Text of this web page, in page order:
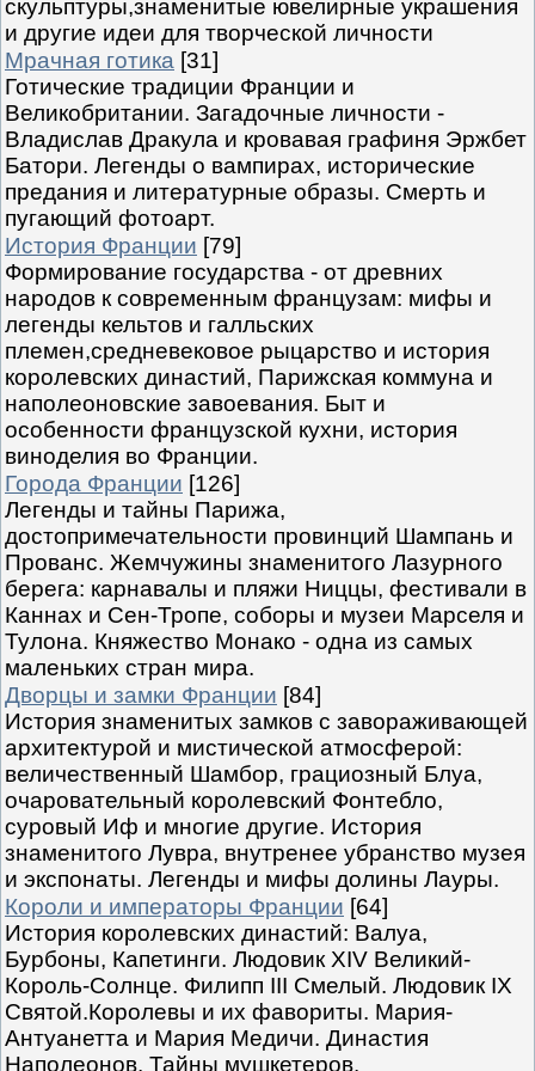
скульптуры,знаменитые ювелирные украшения
и другие идеи для творческой личности
Мрачная готика [31]
Готические традиции Франции и
Великобритании. Загадочные личности -
Владислав Дракула и кровавая графиня Эржбет
Батори. Легенды о вампирах, исторические
предания и литературные образы. Смерть и
пугающий фотоарт.
История Франции [79]
Формирование государства - от древних
народов к современным французам: мифы и
легенды кельтов и галльских
племен,средневековое рыцарство и история
королевских династий, Парижская коммуна и
наполеоновские завоевания. Быт и
особенности французской кухни, история
виноделия во Франции.
Города Франции [126]
Легенды и тайны Парижа,
достопримечательности провинций Шампань и
Прованс. Жемчужины знаменитого Лазурного
берега: карнавалы и пляжи Ниццы, фестивали в
Каннах и Сен-Тропе, соборы и музеи Марселя и
Тулона. Княжество Монако - одна из самых
маленьких стран мира.
Дворцы и замки Франции [84]
История знаменитых замков с завораживающей
архитектурой и мистической атмосферой:
величественный Шамбор, грациозный Блуа,
очаровательный королевский Фонтебло,
суровый Иф и многие другие. История
знаменитого Лувра, внутренее убранство музея
и экспонаты. Легенды и мифы долины Лауры.
Короли и императоры Франции [64]
История королевских династий: Валуа,
Бурбоны, Капетинги. Людовик XIV Великий-
Король-Солнце. Филипп III Смелый. Людовик IX
Святой.Королевы и их фавориты. Мария-
Антуанетта и Мария Медичи. Династия
Наполеонов. Тайны мушкетеров.